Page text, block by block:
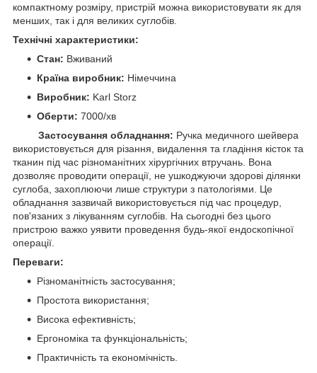
компактному розміру, пристрій можна використовувати як для
менших, так і для великих суглобів.
Технічні характеристики:
Стан: Вживаний
Країна виробник: Німеччина
Виробник: Karl Storz
Оберти: 7000/хв
Застосування обладнання: Ручка медичного шейвера
використовується для різання, видалення та гладіння кісток та
тканин під час різноманітних хірургічних втручань. Вона
дозволяє проводити операції, не ушкоджуючи здорові ділянки
суглоба, захоплюючи лише структури з патологіями. Це
обладнання зазвичай використовується під час процедур,
пов'язаних з лікуванням суглобів. На сьогодні без цього
пристрою важко уявити проведення будь-якої ендоскопічної
операції.
Переваги:
Різноманітність застосування;
Простота використання;
Висока ефективність;
Ергономіка та функціональність;
Практичність та економічність.